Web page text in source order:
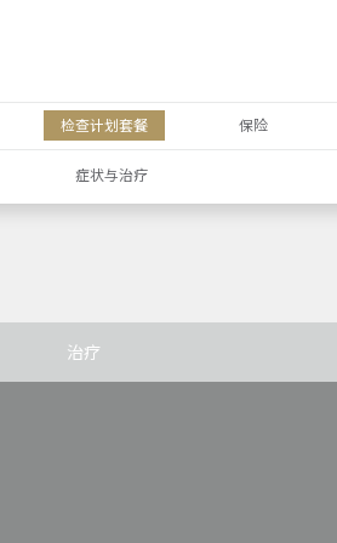
检查计划套餐 保险
症状与治疗
治疗